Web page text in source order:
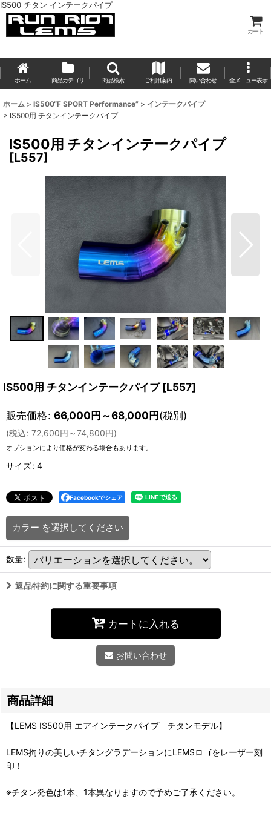
IS500 チタン インテークパイプ
カート
ホーム 商品カテゴリ 商品検索 ご利用案内 問い合わせ 全メニュー表示
ホーム > IS500“F SPORT Performance” > インテークパイプ
> IS500用 チタンインテークパイプ
IS500用 チタンインテークパイプ
[L557]
IS500用 チタンインテークパイプ [L557]
販売価格: 66,000円～68,000円(税別)
(税込: 72,600円 ～74,800円)
オプションにより価格が変わる場合もあります。
サイズ: 4
Facebookでシェア
カラー を選択してください
数量:
返品特約に関する重要事項
カートに入れる
お問い合わせ
商品詳細
【LEMS IS500用 エアインテークパイプ チタンモデル】
LEMS拘りの美しいチタングラデーションにLEMSロゴをレーザー刻
印！
※チタン発色は1本、1本異なりますので予めご了承ください。